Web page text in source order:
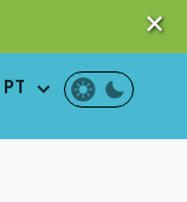
PT